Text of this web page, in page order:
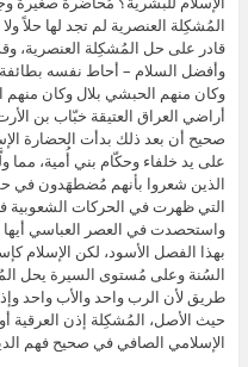
المُشكِلة العنصرية لم تجد لها حلاً
قادر على حل المُشكِلة العنصرية،
وأفضل السلام – أحاط نفسه
وكان منهم الحبشي بلال وكان
أراضي العراق العتيقة خبّاب بن
صحيح أن بعد ذلك بدأت الحضارة
على يد خلفاء وحكّام بني أُمية،
الذين شعروا بأنهم مُضطهَدون في
التي ظهرت في الحركات الشعوبية
واستحصدت في العصر العباسي أيها
بهذا الفصل الأسود، لكن
السُنة وعلى مُستوى السيرة يحل
طريق لأن الرب واحد والأب واحد
حيث الأصل، المُشكِلة إذن العرقية
الإسلامي الصافي في صحيح فهم